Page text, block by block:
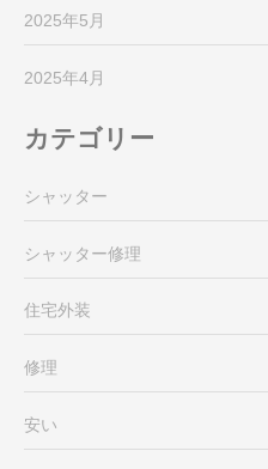
2025年5月
2025年4月
カテゴリー
シャッター
シャッター修理
住宅外装
修理
安い